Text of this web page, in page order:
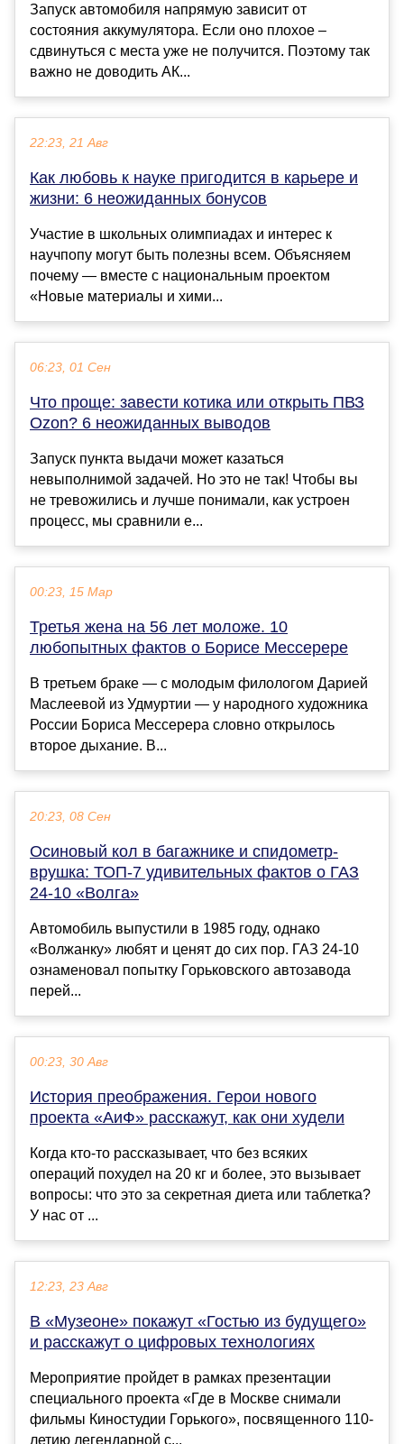
Запуск автомобиля напрямую зависит от
состояния аккумулятора. Если оно плохое –
сдвинуться с места уже не получится. Поэтому так
важно не доводить АК...
22:23, 21 Авг
Как любовь к науке пригодится в карьере и
жизни: 6 неожиданных бонусов
Участие в школьных олимпиадах и интерес к
научпопу могут быть полезны всем. Объясняем
почему — вместе с национальным проектом
«Новые материалы и хими...
06:23, 01 Сен
Что проще: завести котика или открыть ПВЗ
Ozon? 6 неожиданных выводов
Запуск пункта выдачи может казаться
невыполнимой задачей. Но это не так! Чтобы вы
не тревожились и лучше понимали, как устроен
процесс, мы сравнили е...
00:23, 15 Мар
Третья жена на 56 лет моложе. 10
любопытных фактов о Борисе Мессерере
В третьем браке — с молодым филологом Дарией
Маслеевой из Удмуртии — у народного художника
России Бориса Мессерера словно открылось
второе дыхание. В...
20:23, 08 Сен
Осиновый кол в багажнике и спидометр-
врушка: ТОП-7 удивительных фактов о ГАЗ
24-10 «Волга»
Автомобиль выпустили в 1985 году, однако
«Волжанку» любят и ценят до сих пор. ГАЗ 24-10
ознаменовал попытку Горьковского автозавода
перей...
00:23, 30 Авг
История преображения. Герои нового
проекта «АиФ» расскажут, как они худели
Когда кто-то рассказывает, что без всяких
операций похудел на 20 кг и более, это вызывает
вопросы: что это за секретная диета или таблетка?
У нас от ...
12:23, 23 Авг
В «Музеоне» покажут «Гостью из будущего»
и расскажут о цифровых технологиях
Мероприятие пройдет в рамках презентации
специального проекта «Где в Москве снимали
фильмы Киностудии Горького», посвященного 110-
летию легендарной с...